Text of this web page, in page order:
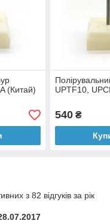
(Китай)
UPTF10,
540₴
з 82 відгуків за рік